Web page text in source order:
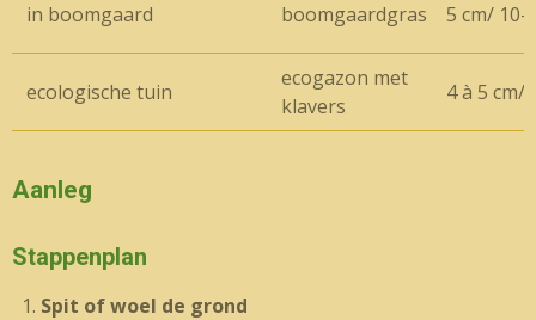
in boomgaard boomgaardgras 5 cm/ 10-
ecologische tuin
ecogazon met
klavers
4 à 5 cm/
Aanleg
Stappenplan
Spit of woel de grond